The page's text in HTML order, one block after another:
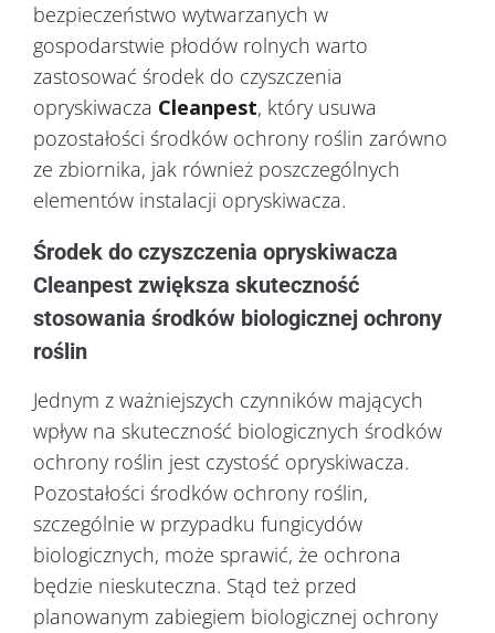
bezpieczeństwo wytwarzanych w
gospodarstwie płodów rolnych warto
zastosować środek do czyszczenia
opryskiwacza Cleanpest, który usuwa
pozostałości środków ochrony roślin zarówno
ze zbiornika, jak również poszczególnych
elementów instalacji opryskiwacza.
Środek do czyszczenia opryskiwacza
Cleanpest zwiększa skuteczność
stosowania środków biologicznej ochrony
roślin
Jednym z ważniejszych czynników mających
wpływ na skuteczność biologicznych środków
ochrony roślin jest czystość opryskiwacza.
Pozostałości środków ochrony roślin,
szczególnie w przypadku fungicydów
biologicznych, może sprawić, że ochrona
będzie nieskuteczna. Stąd też przed
planowanym zabiegiem biologicznej ochrony